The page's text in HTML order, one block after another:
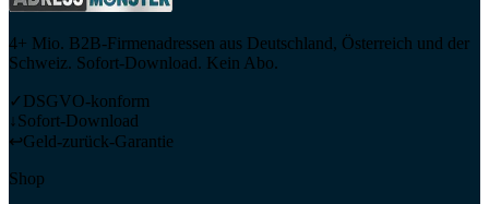
4+ Mio. B2B-Firmenadressen aus Deutschland, Österreich und der
Schweiz. Sofort-Download. Kein Abo.
✓ DSGVO-konform
↓Sofort-Download
↩Geld-zurück-Garantie
Shop